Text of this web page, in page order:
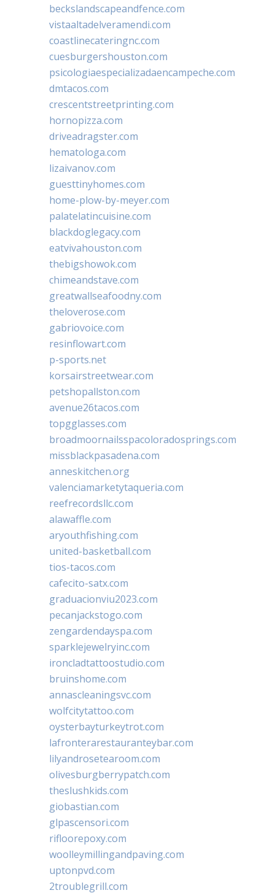
beckslandscapeandfence.com
vistaaltadelveramendi.com
coastlinecateringnc.com
cuesburgershouston.com
psicologiaespecializadaencampeche.com
dmtacos.com
crescentstreetprinting.com
hornopizza.com
driveadragster.com
hematologa.com
lizaivanov.com
guesttinyhomes.com
home-plow-by-meyer.com
palatelatincuisine.com
blackdoglegacy.com
eatvivahouston.com
thebigshowok.com
chimeandstave.com
greatwallseafoodny.com
theloverose.com
gabriovoice.com
resinflowart.com
p-sports.net
korsairstreetwear.com
petshopallston.com
avenue26tacos.com
topgglasses.com
broadmoornailsspacoloradosprings.com
missblackpasadena.com
anneskitchen.org
valenciamarketytaqueria.com
reefrecordsllc.com
alawaffle.com
aryouthfishing.com
united-basketball.com
tios-tacos.com
cafecito-satx.com
graduacionviu2023.com
pecanjackstogo.com
zengardendayspa.com
sparklejewelryinc.com
ironcladtattoostudio.com
bruinshome.com
annascleaningsvc.com
wolfcitytattoo.com
oysterbayturkeytrot.com
lafronterarestauranteybar.com
lilyandrosetearoom.com
olivesburgberrypatch.com
theslushkids.com
giobastian.com
glpascensori.com
rifloorepoxy.com
woolleymillingandpaving.com
uptonpvd.com
2troublegrill.com